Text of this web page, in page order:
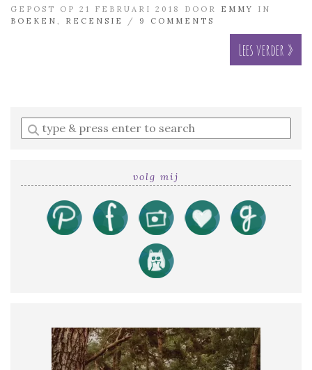
GEPOST OP 21 FEBRUARI 2018 DOOR EMMY
IN
BOEKEN
RECENSIE / 9 COMMENTS
Lees verder »
Enter
a
volg mij